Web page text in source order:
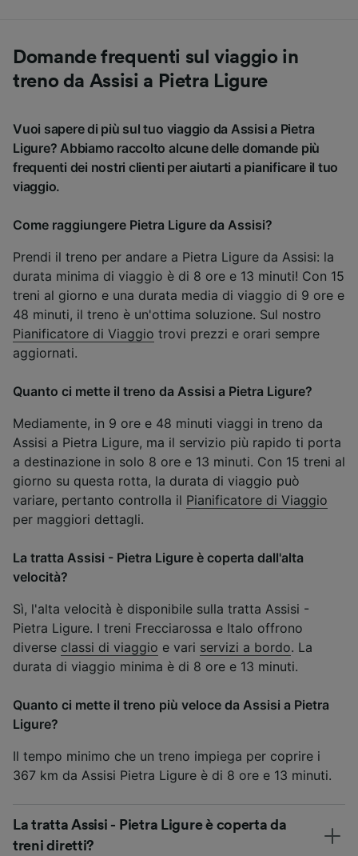
Domande frequenti sul viaggio in
treno da Assisi a Pietra Ligure
Vuoi sapere di più sul tuo viaggio da Assisi a Pietra
Ligure? Abbiamo raccolto alcune delle domande più
frequenti dei nostri clienti per aiutarti a pianificare il tuo
viaggio.
Come raggiungere Pietra Ligure da Assisi?
Prendi il treno per andare a Pietra Ligure da Assisi: la
durata minima di viaggio è di 8 ore e 13 minuti! Con 15
treni al giorno e una durata media di viaggio di 9 ore e
48 minuti, il treno è un'ottima soluzione. Sul nostro
Pianificatore di Viaggio trovi prezzi e orari sempre
aggiornati.
Quanto ci mette il treno da Assisi a Pietra Ligure?
Mediamente, in 9 ore e 48 minuti viaggi in treno da
Assisi a Pietra Ligure, ma il servizio più rapido ti porta
a destinazione in solo 8 ore e 13 minuti. Con 15 treni al
giorno su questa rotta, la durata di viaggio può
variare, pertanto controlla il Pianificatore di Viaggio
per maggiori dettagli.
La tratta Assisi - Pietra Ligure è coperta dall'alta
velocità?
Sì, l'alta velocità è disponibile sulla tratta Assisi -
Pietra Ligure. I treni Frecciarossa e Italo offrono
diverse classi di viaggio e vari servizi a bordo. La
durata di viaggio minima è di 8 ore e 13 minuti.
Quanto ci mette il treno più veloce da Assisi a Pietra
Ligure?
Il tempo minimo che un treno impiega per coprire i
367 km da Assisi Pietra Ligure è di 8 ore e 13 minuti.
La tratta Assisi - Pietra Ligure è coperta da
treni diretti?